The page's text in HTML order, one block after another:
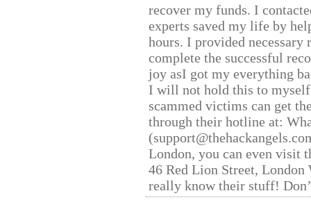
recover my funds. I
experts saved my life by
hours. I provided
complete the successful
joy asI got my everything
I will not hold this to
scammed victims can get
through their hotline at:
London, you can even visit
46 Red Lion Street, London
really know their stuff!